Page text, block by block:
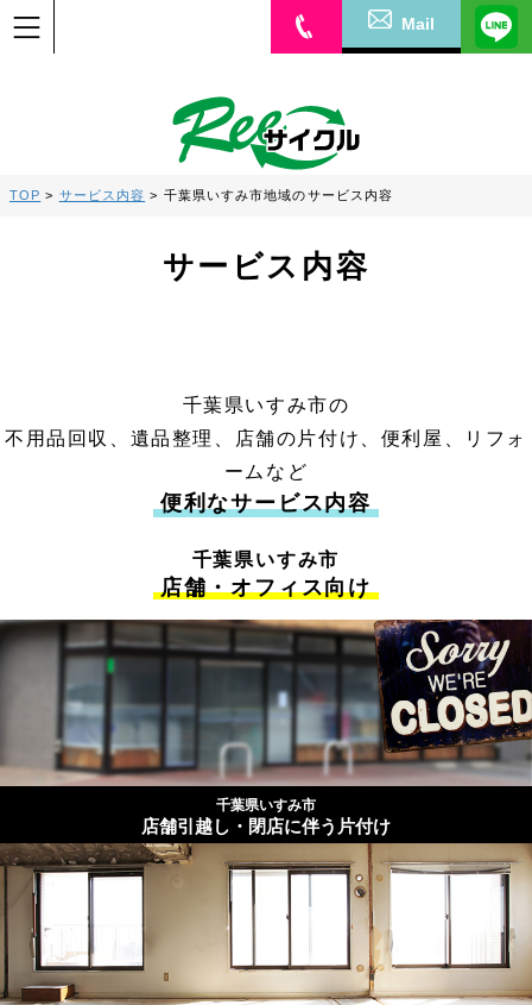
Mail
TOP > サービス内容 > 千葉県いすみ市地域のサービス内容
サービス内容
千葉県いすみ市の
不用品回収、遺品整理、店舗の片付け、便利屋、リフォ
ームなど
便利なサービス内容
千葉県いすみ市
店舗・オフィス向け
千葉県いすみ市
店舗引越し・閉店に伴う片付け